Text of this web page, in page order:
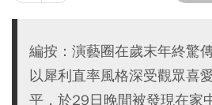
編按：演藝圈在歲末年終驚
以犀利直率風格深受觀眾喜
平，於29日晚間被發現在家